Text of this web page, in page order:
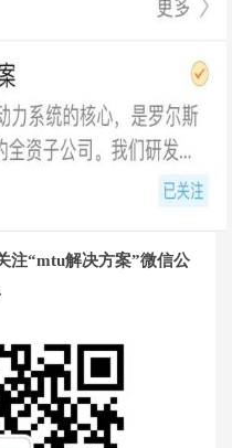
注“mtu解决方案”微信公